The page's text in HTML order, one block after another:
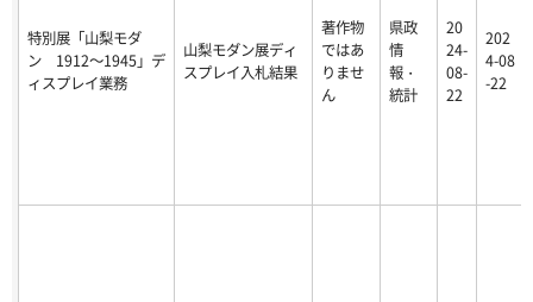
特別展「山梨モダ
ン 1912～1945」デ
ィスプレイ業務
山梨モダン展ディ
スプレイ入札結果
著作物
ではあ
りませ
ん
県政
情
報・
統計
20
24-
08-
22
202
4-08
-22